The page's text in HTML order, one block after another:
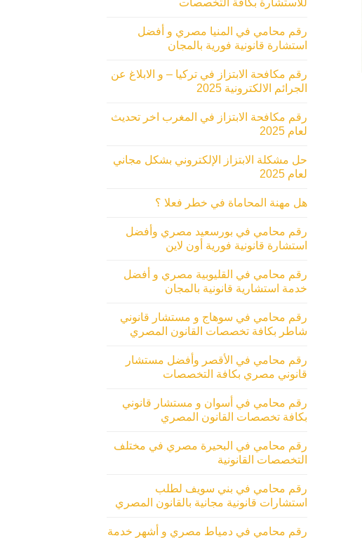
رقم محامي في المنيا مصري و أفضل
استشارة قانونية فورية بالمجان
رقم مكافحة الابتزاز في تركيا – و الابلاغ عن
الجرائم الالكترونية 2025
رقم مكافحة الابتزاز في المغرب اخر تحديث
لعام 2025
حل مشكلة الابتزاز الإلكتروني بشكل مجاني
لعام 2025
هل مهنة المحاماة في خطر فعلا ؟
رقم محامي في بورسعيد مصري وأفضل
استشارة قانونية فورية أون لاين
رقم محامي في القليوبية مصري و أفضل
خدمة استشارية قانونية بالمجان
رقم محامي في سوهاج و مستشار قانوني
شاطر بكافة تخصصات القانون المصري
رقم محامي في الأقصر وأفضل مستشار
قانوني مصري بكافة التخصصات
رقم محامي في أسوان و مستشار قانوني
بكافة تخصصات القانون المصري
رقم محامي في البحيرة مصري في مختلف
التخصصات القانونية
رقم محامي في بني سويف لطلب
استشارات قانونية مجانية بالقانون المصري
رقم محامي في دمياط مصري و أشهر خدمة